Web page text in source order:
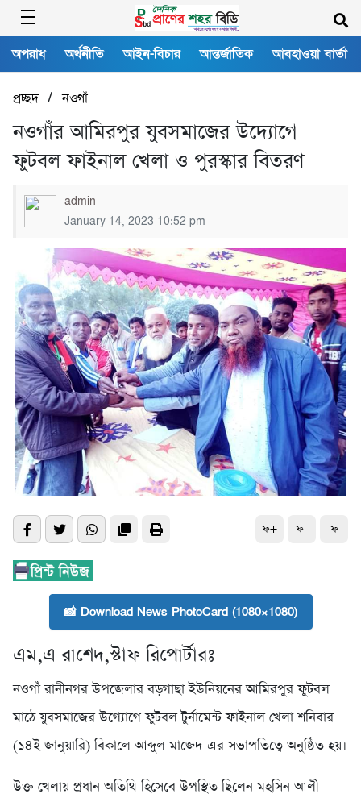
অপরাধ অর্থনীতি আইন-বিচার আন্তর্জাতিক আবহাওয়া বার্তা
প্রচ্ছদ/নওগাঁ
নওগাঁর আমিরপুর যুবসমাজের উদ্যোগে
ফুটবল ফাইনাল খেলা ও পুরস্কার বিতরণ
admin
January 14, 2023 10:52 pm
ফ+ ফ- ফ
📸 Download News PhotoCard (1080×1080)
এম,এ রাশেদ,স্টাফ রিপোর্টারঃ
নওগাঁ রানীনগর উপজেলার বড়গাছা ইউনিয়নের আমিরপুর ফুটবল
মাঠে যুবসমাজের উগ্যোগে ফুটবল টুর্নামেন্ট ফাইনাল খেলা শনিবার
(১৪ই জানুয়ারি) বিকালে আব্দুল মাজেদ এর সভাপতিত্বে অনুষ্ঠিত হয়।
উক্ত খেলায় প্রধান অতিথি হিসেবে উপস্থিত ছিলেন মহসিন আলী